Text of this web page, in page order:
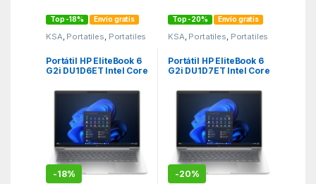
Top -18% Envío gratis
KSA Portatiles Portatiles
Portátil HP EliteBook 6
G2i DU1D6ET Intel Core
SSD/ 14″/ Win11 Pro
-18%
Top -20% Envío gratis
KSA Portatiles Portatiles
Portátil HP EliteBook 6
G2i DU1D7ET Intel Core
SSD/ 14″/ Win11 Pro
-20%